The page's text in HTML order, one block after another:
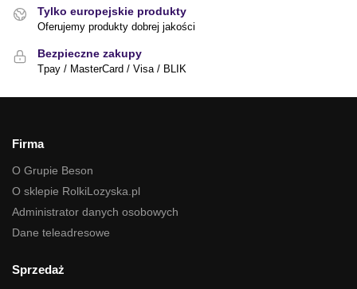
Tylko europejskie produkty
Oferujemy produkty dobrej jakości
Bezpieczne zakupy
Tpay / MasterCard / Visa / BLIK
Firma
O Grupie Beson
O sklepie RolkiLozyska.pl
Administrator danych osobowych
Dane teleadresowe
Sprzedaż